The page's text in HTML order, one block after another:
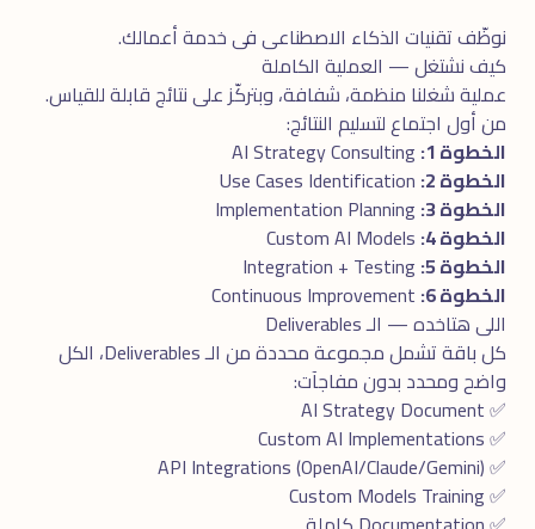
نوظّف تقنيات الذكاء الاصطناعى فى خدمة أعمالك.
كيف نشتغل — العملية الكاملة
عملية شغلنا منظمة، شفافة، وبتركّز على نتائج قابلة للقياس.
من أول اجتماع لتسليم النتائج:
الخطوة 1:
الخطوة 2:
الخطوة 3:
الخطوة 4:
الخطوة 5:
الخطوة 6:
اللى هتاخده — الـ Deliverables
كل باقة تشمل مجموعة محددة من الـ Deliverables، الكل
واضح ومحدد بدون مفاجآت:
✅ AI Strategy Document
✅ Custom AI Implementations
✅ API Integrations (OpenAI/Claude/Gemini)
✅ Custom Models Training